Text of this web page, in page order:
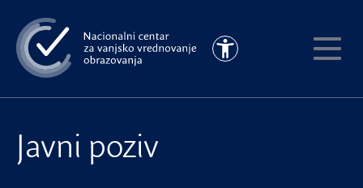
na
glavni
sadržaj
Pristupačnost
Javni poziv